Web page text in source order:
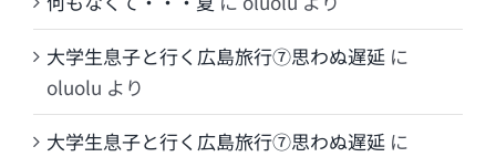
大学生息子と行く広島旅行⑦思わぬ遅延 に
oluolu より
大学生息子と行く広島旅行⑦思わぬ遅延 に